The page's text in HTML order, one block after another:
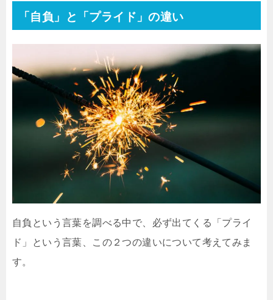
「自負」と「プライド」の違い
自負という言葉を調べる中で、必ず出てくる「プライ
ド」という言葉、この２つの違いについて考えてみま
す。